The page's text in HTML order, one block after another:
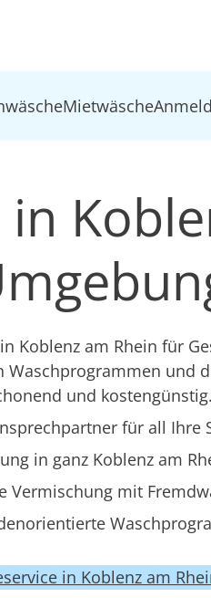
Mietwäsche
Koblenz am Rhein für
und
und kostengünstig.
für all Ihre
in ganz Koblenz am
Vermischung mit
in Koblenz am